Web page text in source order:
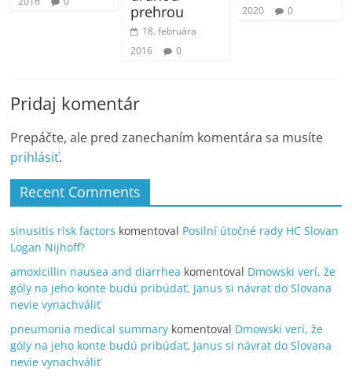
prehrou
18. februára
2016
0
2020
0
Pridaj komentár
Prepáčte, ale pred zanechaním komentára sa musíte
prihlásiť.
Recent Comments
sinusitis risk factors komentoval Posilní útočné rady HC Slovan
Logan Nijhoff?
amoxicillin nausea and diarrhea komentoval Dmowski verí, že
góly na jeho konte budú pribúdať, Janus si návrat do Slovana
nevie vynachváliť
pneumonia medical summary komentoval Dmowski verí, že
góly na jeho konte budú pribúdať, Janus si návrat do Slovana
nevie vynachváliť